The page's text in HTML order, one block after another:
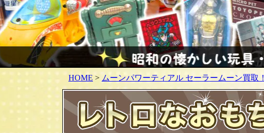
HOME > ムーンパワーティアル セーラームーン買取！